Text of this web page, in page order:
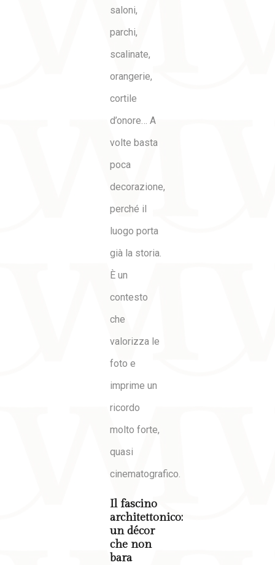
saloni,
parchi,
scalinate,
orangerie,
cortile
d’onore… A
volte basta
poca
decorazione,
perché il
luogo porta
già la storia.
È un
contesto
che
valorizza le
foto e
imprime un
ricordo
molto forte,
quasi
cinematografico.
Il fascino
architettonico:
un décor
che non
bara